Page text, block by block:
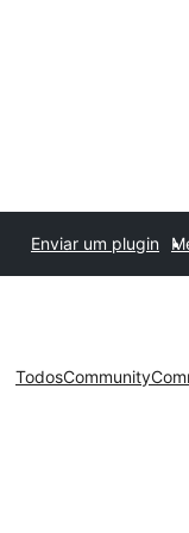
Enviar um plugin
TodosCommunity